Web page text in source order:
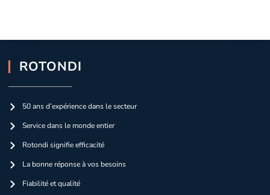
ROTONDI
50 ans d’expérience dans le secteur
Service dans le monde entier
Rotondi signifie efficacité
La bonne réponse à vos besoins
Fiabilité et qualité